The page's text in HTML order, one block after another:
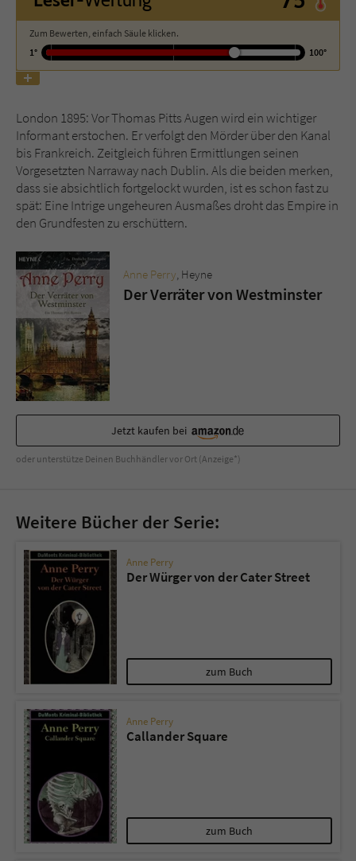
Zum Bewerten, einfach Säule klicken.
1°
100°
London 1895: Vor Thomas Pitts Augen wird ein wichtiger
Informant erstochen. Er verfolgt den Mörder über den Kanal
bis Frankreich. Zeitgleich führen Ermittlungen seinen
Vorgesetzten Narraway nach Dublin. Als die beiden merken,
dass sie absichtlich fortgelockt wurden, ist es schon fast zu
spät: Eine Intrige ungeheuren Ausmaßes droht das Empire in
den Grundfesten zu erschüttern.
Anne Perry , Heyne
Der Verräter von Westminster
Jetzt kaufen bei
oder unterstütze Deinen Buchhändler vor Ort (Anzeige*)
Weitere Bücher der Serie:
Anne Perry
Der Würger von der Cater Street
zum Buch
Anne Perry
Callander Square
zum Buch
Name tx_pwcomments_ahash
Anbieter Literatur-Couch Medien GmbH & Co. KG
Laufzeit 1 Jahr
Zweck Cookie für Kommentare einzelner Buchtitel
Name fe_typo_user
Laufzeit Session
Zweck